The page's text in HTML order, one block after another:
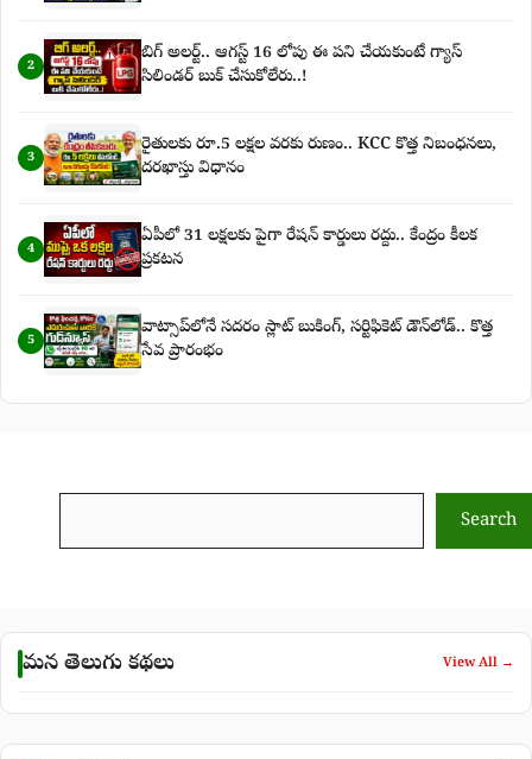
2
బిగ్‌ అలర్ట్‌.. ఆగస్ట్‌ 16 లోపు ఈ పని చేయకుంటే గ్యాస్‌
సిలిండర్‌ బుక్‌ చేసుకోలేరు..!
3
రైతులకు రూ.5 లక్షల వరకు రుణం.. KCC కొత్త నిబంధనలు,
దరఖాస్తు విధానం
4
ఏపీలో 31 లక్షలకు పైగా రేషన్ కార్డులు రద్దు.. కేంద్రం కీలక
ప్రకటన
5
వాట్సాప్‌లోనే సదరం స్లాట్ బుకింగ్, సర్టిఫికెట్ డౌన్‌లోడ్.. కొత్త
సేవ ప్రారంభం
Search
మన తెలుగు కథలు View All →